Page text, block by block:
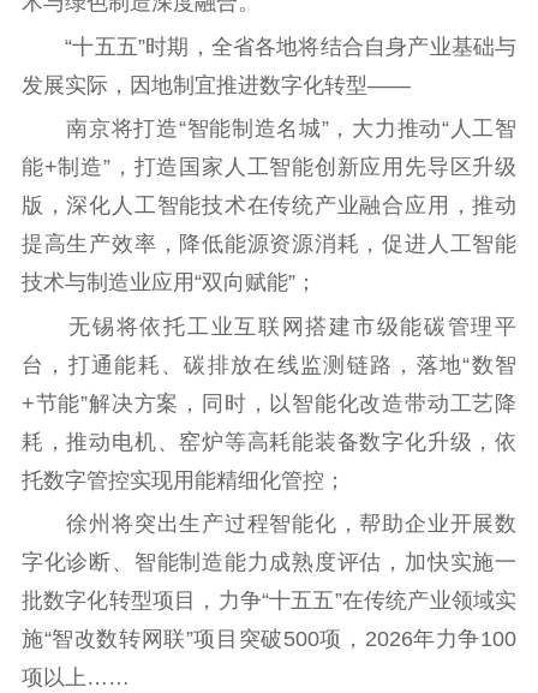
“十五五”时期，全省各地将结合自身产业基础与
发展实际，因地制宜推进数字化转型——
南京将打造“智能制造名城”，大力推动“人工智
能+制造”，打造国家人工智能创新应用先导区升级
版，深化人工智能技术在传统产业融合应用，推动
提高生产效率，降低能源资源消耗，促进人工智能
技术与制造业应用“双向赋能”；
无锡将依托工业互联网搭建市级能碳管理平
台，打通能耗、碳排放在线监测链路，落地“数智
+节能”解决方案，同时，以智能化改造带动工艺降
耗，推动电机、窑炉等高耗能装备数字化升级，依
托数字管控实现用能精细化管控；
徐州将突出生产过程智能化，帮助企业开展数
字化诊断、智能制造能力成熟度评估，加快实施一
批数字化转型项目，力争“十五五”在传统产业领域实
施“智改数转网联”项目突破500项，2026年力争100
项以上……